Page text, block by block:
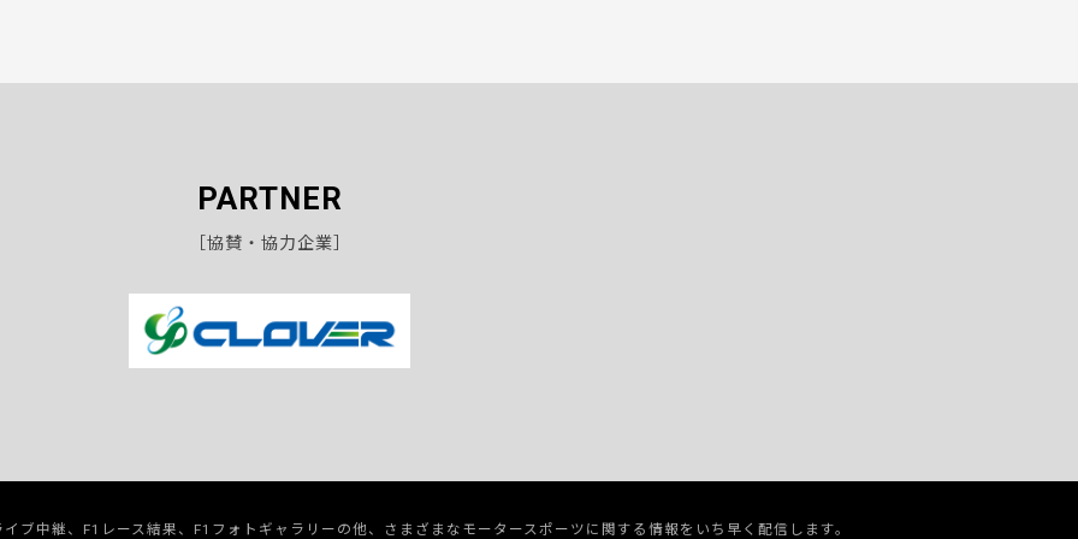
PARTNER
［協賛・協力企業］
ブ中継、F1レース結果、F1フォトギャラリーの他、さまざまなモータースポーツに関する情報をいち早く配信します。